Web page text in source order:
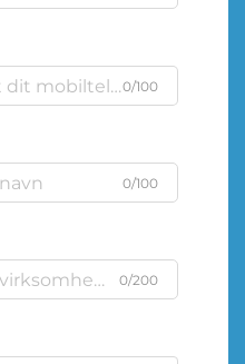
0/100
0/100
0/200